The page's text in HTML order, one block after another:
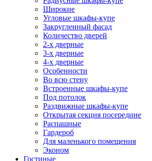
Широкие
Угловые шкафы-купе
Закругленный фасад
Количество дверей
2-х дверные
3-х дверные
4-х дверные
Особенности
Во всю стену
Встроенные шкафы-купе
Под потолок
Раздвижные шкафы-купе
Открытая секция посередине
Распашные
Гардероб
Для маленького помещения
Эконом
Гостиные